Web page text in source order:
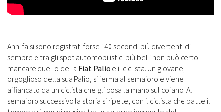
Anni fa si sono registrati forse i 40 secondi più divertenti di
sempre e tra gli spot automobilistici più belli non può certo
mancare quello della Fiat Palio e il ciclista. Un giovane,
orgoglioso della sua Palio, si ferma al semaforo e viene
affiancato da un ciclista che gli posa la mano sul cofano. Al
semaforo successivo la storia si ripete, con il ciclista che batte il